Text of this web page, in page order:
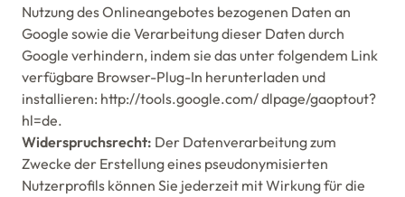
Nutzung des Onlineangebotes bezogenen Daten an
Google sowie die Verarbeitung dieser Daten durch
Google verhindern, indem sie das unter folgendem Link
verfügbare Browser-Plug-In herunterladen und
installieren: http://tools.google.com/ dlpage/gaoptout?
hl=de.
Widerspruchsrecht: Der Datenverarbeitung zum
Zwecke der Erstellung eines pseudonymisierten
Nutzerprofils können Sie jederzeit mit Wirkung für die